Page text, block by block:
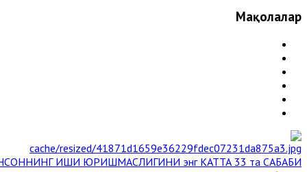
Мақолалар
ИШИ ЮРИШМАСЛИГИНИ энг КАТТА 33 та САБАБИ